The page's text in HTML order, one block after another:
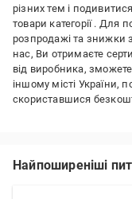
різних тем і
товари категорії . Для
розпродажі та знижки
нас, Ви отримаєте
від виробника,
іншому місті України,
скориставшися
Найпоширеніші